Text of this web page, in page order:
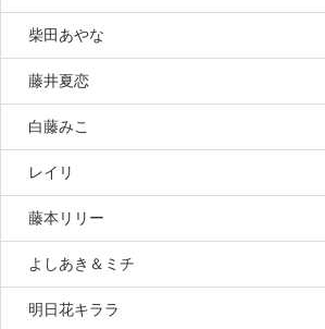
柴田あやな
藤井夏恋
白藤みこ
レイリ
藤本リリー
よしあき＆ミチ
明日花キララ